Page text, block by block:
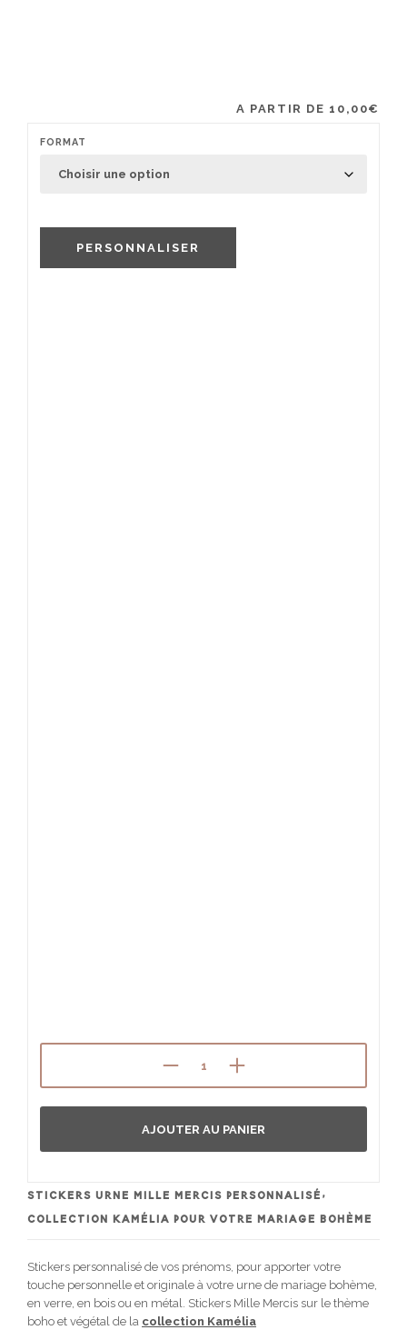
A PARTIR DE 10,00€
STICKERS URNE MILLE MERCIS PERSONNALISÉ,
COLLECTION KAMÉLIA POUR VOTRE MARIAGE BOHÈME
Stickers personnalisé de vos prénoms, pour apporter votre
touche personnelle et originale à votre urne de mariage bohème,
en verre, en bois ou en métal. Stickers Mille Mercis sur le thème
boho et végétal de la collection Kamélia
FORMAT
PERSONNALISER
AJOUTER AU PANIER